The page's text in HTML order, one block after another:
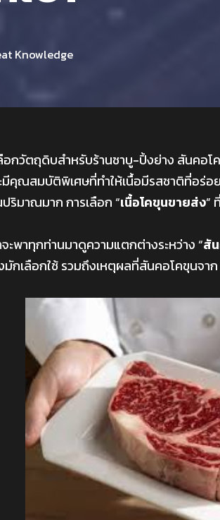
Knowledge
อกวัตถุดิบสำหรับร้านชาบู-ปิ้งย่าง สันคอ
มีคุณสมบัติพิเศษที่ทำให้เนื้อมีรสชาติที่อร่
ริมาณมาก การเลือก “เนื้อโคขุนขายส่ง”
ะพาทุกท่านมาดูความแตกต่างระหว่าง “สั
มักเลือกใช้ รวมถึงเหตุผลที่สันคอโคขุนจา